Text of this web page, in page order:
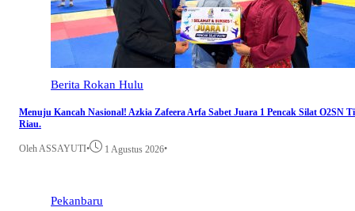
Berita Rokan Hulu
Menuju Kancah Nasional! Azkia Zafeera Arfa Sabet Juara 1 Pencak Silat O2SN
Riau.
Oleh ASSAYUTI• 1 Agustus 2026•
Pekanbaru